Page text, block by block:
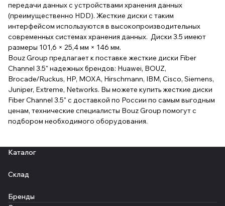
передачи данных с устройствами хранения данных
(преимущественно HDD). Жесткие диски с таким
интерфейсом используются в высокопроизводительных
современных системах хранения данных. Диски 3.5 имеют
размеры 101,6 × 25,4 мм × 146 мм.
Bouz Group предлагает к поставке жесткие диски Fiber
Channel 3.5" надежных брендов: Huawei, BOUZ,
Brocade/Ruckus, HP, MOXA, Hirschmann, IBM, Cisco, Siemens,
Juniper, Extreme, Networks. Вы можете купить жесткие диски
Fiber Channel 3.5" с доставкой по России по самым выгодным
ценам, технические специалисты Bouz Group помогут с
подбором необходимого оборудования.
Каталог
Склад
Бренды